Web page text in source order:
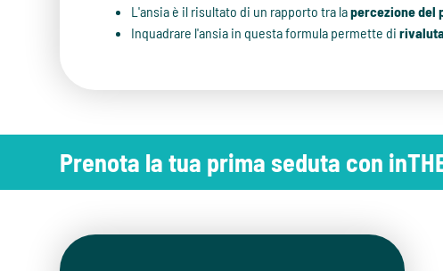
L'ansia è il risultato di un rapporto tra lapercezione del
Inquadrare l'ansia in questa formula permette di
Prenota la tua prima seduta con